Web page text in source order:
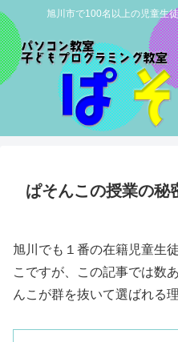
旭川市で100名以上の児童生
ぱそんこの授業の秘
旭川でも１番の在籍児童生
こですが、この記事では数
んこが群を抜いて選ばれる